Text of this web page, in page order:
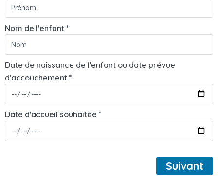
Nom de l'enfant *
Date de naissance de l'enfant ou date prévue
d'accouchement *
Date d'accueil souhaitée *
Suivant